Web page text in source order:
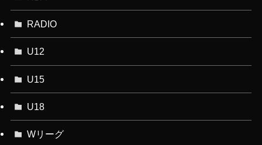
RADIO
U12
U15
U18
Wリーグ